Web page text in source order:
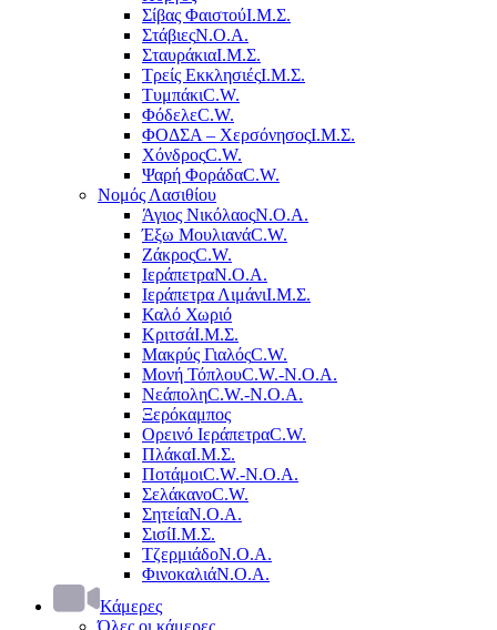
Σίβας ΦαιστούΙ.Μ.Σ.
ΣτάβιεςΝ.Ο.Α.
ΣταυράκιαΙ.Μ.Σ.
Τρείς ΕκκλησιέςΙ.Μ.Σ.
ΤυμπάκιC.W.
ΦόδελεC.W.
ΦΟΔΣΑ – ΧερσόνησοςΙ.Μ.Σ.
ΧόνδροςC.W.
Ψαρή ΦοράδαC.W.
Νομός Λασιθίου
Άγιος ΝικόλαοςΝ.Ο.Α.
Έξω ΜουλιανάC.W.
ΖάκροςC.W.
ΙεράπετραΝ.Ο.Α.
Ιεράπετρα ΛιμάνιΙ.Μ.Σ.
Καλό Χωριό
ΚριτσάΙ.Μ.Σ.
Μακρύς ΓιαλόςC.W.
Μονή ΤόπλουC.W.-Ν.Ο.Α.
ΝεάποληC.W.-Ν.Ο.Α.
Ξερόκαμπος
Ορεινό ΙεράπετραC.W.
ΠλάκαΙ.Μ.Σ.
ΠοτάμοιC.W.-Ν.Ο.Α.
ΣελάκανοC.W.
ΣητείαΝ.Ο.Α.
ΣισίΙ.Μ.Σ.
ΤζερμιάδοΝ.Ο.Α.
ΦινοκαλιάΝ.Ο.Α.
Κάμερες
Όλες οι κάμερες